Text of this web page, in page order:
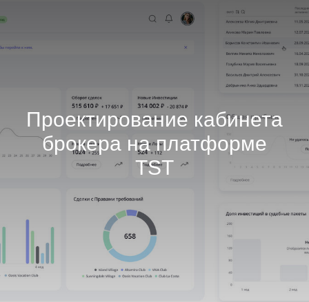
Проектирование кабинета
брокера на платформе
TST